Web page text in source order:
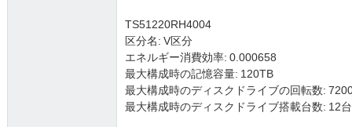
TS51220RH4004
区分名: V区分
エネルギー消費効率: 0.000658
最大構成時の記憶容量: 120TB
最大構成時のディスクドライブの回転数:
最大構成時のディスクドライブ搭載台数: 12